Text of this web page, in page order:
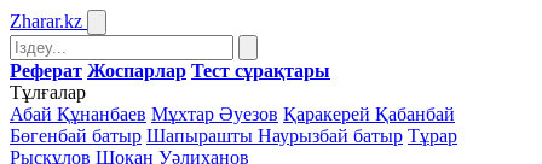
Zharar.kz
Реферат Жоспарлар Тест сұрақтары
Тұлғалар
Абай Құнанбаев Мұхтар Әуезов Қаракерей Қабанбай
Бөгенбай батыр Шапырашты Наурызбай батыр Тұрар
Рысқұлов Шоқан Уәлиханов